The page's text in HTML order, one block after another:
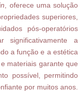
, oferece uma solução
superiores,
pós-operatórios
significativamente a
a função e a estética
materiais garante que
possível, permitindo
por muitos anos.